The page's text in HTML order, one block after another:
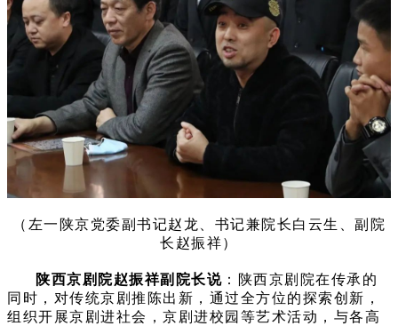
（左一陕京党委副书记赵龙、书记兼院长白云生、副院
长赵振祥）
陕西京剧院赵振祥副院长说 ：陕西京剧院在传承的
同时，对传统京剧推陈出新，通过全方位的探索创新，
组织开展京剧进社会，京剧进校园等艺术活动，与各高